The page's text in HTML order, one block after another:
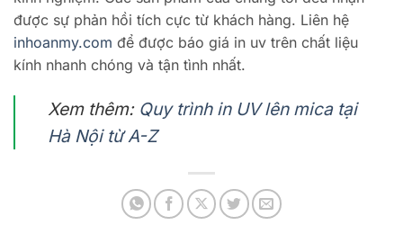
được sự phản hồi tích cực từ khách hàng. Liên hệ
inhoanmy.com để được báo giá in uv trên chất liệu
kính nhanh chóng và tận tình nhất.
Xem thêm: Quy trình in UV lên mica tại
Hà Nội từ A-Z